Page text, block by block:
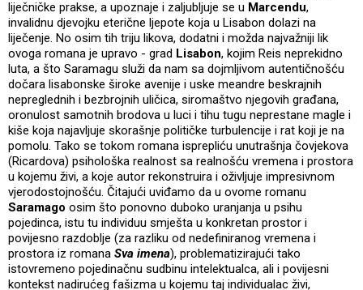
liječničke prakse, a upoznaje i zaljubljuje se u Marcendu,
invalidnu djevojku eterične ljepote koja u Lisabon dolazi na
liječenje. No osim tih triju likova, dodatni i možda najvažniji lik
ovoga romana je upravo - grad Lisabon, kojim Reis neprekidno
luta, a što Saramagu služi da nam sa dojmljivom autentičnošću
dočara lisabonske široke avenije i uske meandre beskrajnih
nepreglednih i bezbrojnih uličica, siromaštvo njegovih građana,
oronulost samotnih brodova u luci i tihu tugu neprestane magle i
kiše koja najavljuje skorašnje političke turbulencije i rat koji je na
pomolu. Tako se tokom romana isprepliću unutrašnja čovjekova
(Ricardova) psihološka realnost sa realnošću vremena i prostora
u kojemu živi, a koje autor rekonstruira i oživljuje impresivnom
vjerodostojnošću. Čitajući uviđamo da u ovome romanu
Saramago osim što ponovno duboko uranjanja u psihu
pojedinca, istu tu individuu smješta u konkretan prostor i
povijesno razdoblje (za razliku od nedefiniranog vremena i
prostora iz romana Sva imena), problematizirajući tako
istovremeno pojedinačnu sudbinu intelektualca, ali i povijesni
kontekst nadirućeg fašizma u kojemu taj individualac živi,